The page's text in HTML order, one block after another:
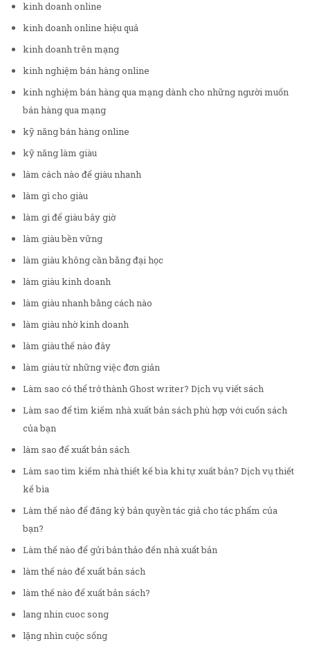
kinh doanh online
kinh doanh online hiệu quả
kinh doanh trên mạng
kinh nghiệm bán hàng online
kinh nghiệm bán hàng qua mạng dành cho những người muốn
bán hàng qua mạng
kỹ năng bán hàng online
kỹ năng làm giàu
làm cách nào để giàu nhanh
làm gì cho giàu
làm gì để giàu bây giờ
làm giàu bền vững
làm giàu không cần bằng đại học
làm giàu kinh doanh
làm giàu nhanh bằng cách nào
làm giàu nhờ kinh doanh
làm giàu thế nào đây
làm giàu từ những việc đơn giản
Làm sao có thể trở thành Ghost writer? Dịch vụ viết sách
Làm sao để tìm kiếm nhà xuất bản sách phù hợp với cuốn sách
của bạn
làm sao để xuất bản sách
Làm sao tìm kiếm nhà thiết kế bìa khi tự xuất bản? Dịch vụ thiết
kế bìa
Làm thế nào để đăng ký bản quyền tác giả cho tác phẩm của
bạn?
Làm thế nào để gửi bản thảo đến nhà xuất bản
làm thế nào để xuất bản sách
làm thế nào để xuất bản sách?
lang nhin cuoc song
lặng nhìn cuộc sống